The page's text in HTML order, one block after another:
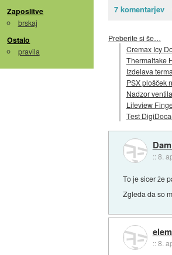
Zaposlitve
brskaj
Ostalo
pravila
7 komentarjev
Preberite si še…
Cremax Icy
Thermaltake
Izdelava
PSX plošček
Nadzor
Lifeview
Test
::8.
To je sicer že
Zgleda da so
::8.